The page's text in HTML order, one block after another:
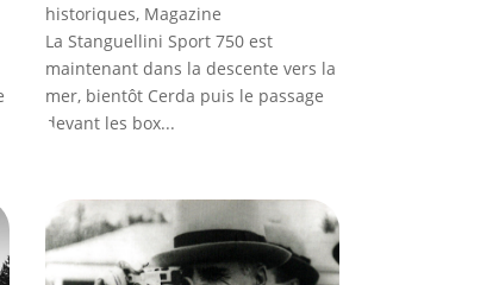
historiques, Magazine
La Stanguellini Sport 750 est
maintenant dans la descente vers la
mer, bientôt Cerda puis le passage
devant les box...